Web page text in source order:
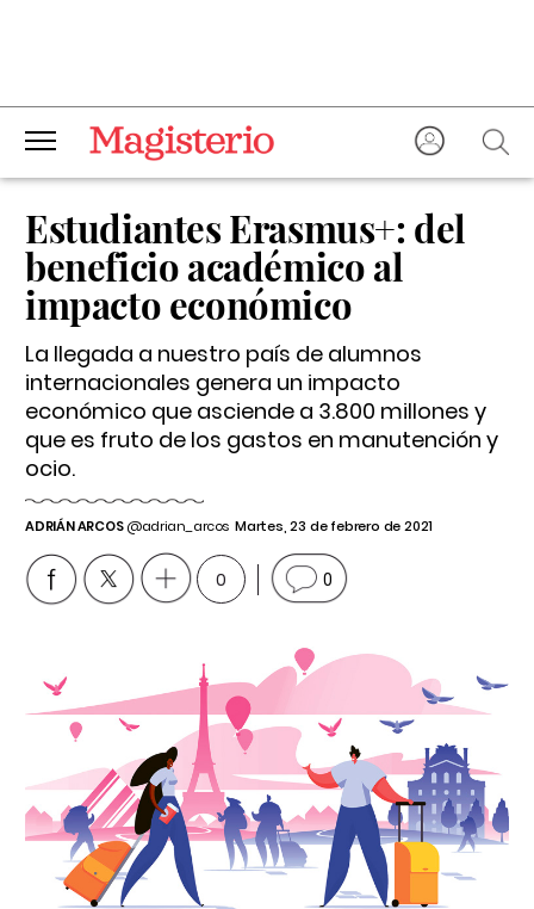
Estudiantes Erasmus+: del
beneficio académico al
impacto económico
La llegada a nuestro país de alumnos
internacionales genera un impacto
económico que asciende a 3.800 millones y
que es fruto de los gastos en manutención y
ocio.
ADRIÁN ARCOS@adrian_arcos Martes, 23 de febrero de 2021
0 0